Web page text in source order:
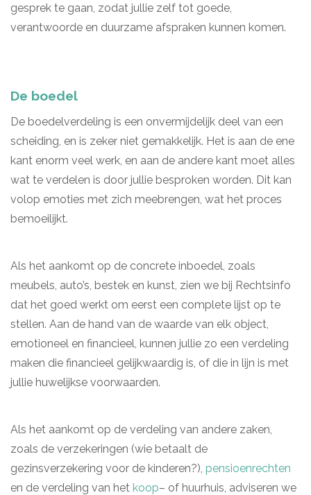
gesprek te gaan, zodat jullie zelf tot goede,
verantwoorde en duurzame afspraken kunnen komen.
De boedel
De boedelverdeling is een onvermijdelijk deel van een
scheiding, en is zeker niet gemakkelijk. Het is aan de ene
kant enorm veel werk, en aan de andere kant moet alles
wat te verdelen is door jullie besproken worden. Dit kan
volop emoties met zich meebrengen, wat het proces
bemoeilijkt.
Als het aankomt op de concrete inboedel, zoals
meubels, auto’s, bestek en kunst, zien we bij Rechtsinfo
dat het goed werkt om eerst een complete lijst op te
stellen. Aan de hand van de waarde van elk object,
emotioneel en financieel, kunnen jullie zo een verdeling
maken die financieel gelijkwaardig is, of die in lijn is met
jullie huwelijkse voorwaarden.
Als het aankomt op de verdeling van andere zaken,
zoals de verzekeringen (wie betaalt de
gezinsverzekering voor de kinderen?), pensioenrechten
en de verdeling van het koop– of huurhuis, adviseren we